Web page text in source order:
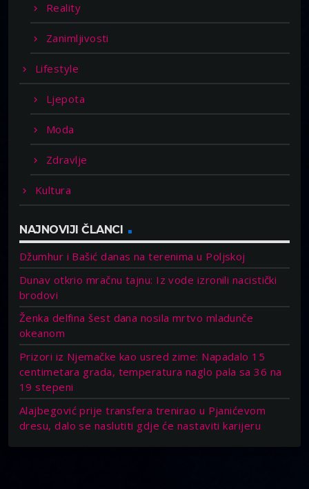
Reality
Zanimljivosti
Lifestyle
Ljepota
Moda
Zdravlje
Kultura
NAJNOVIJI ČLANCI
Džumhur i Bašić danas na terenima u Poljskoj
Dunav otkrio mračnu tajnu: Iz vode izronili nacistički
brodovi
Ženka delfina šest dana nosila mrtvo mladunče
okeanom
Prizori iz Njemačke kao usred zime: Napadalo 15
centimetara grada, temperatura naglo pala sa 36 na
19 stepeni
Alajbegović prije transfera trenirao u Pjanićevom
dresu, dalo se naslutiti gdje će nastaviti karijeru